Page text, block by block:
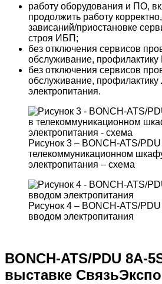
работу оборудования и ПО,
продолжить работу
зависаний/приостановке
строя ИБП;
без отключения сервисов
обслуживание,
без отключения сервисов
обслуживание, профилактику
электропитания.
Рисунок 3 – BONCH-ATS/
телекоммуникационном
электропитания – схема
Рисунок 4 – BONCH-ATS/
вводом электропитания
BONCH-ATS/PDU 8A-
выставке